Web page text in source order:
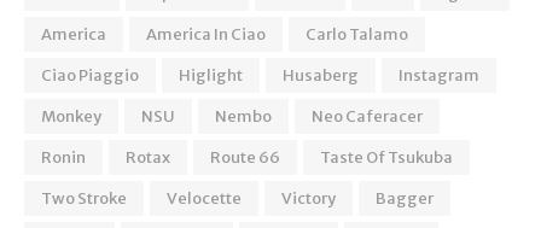
America
America In Ciao
Carlo Talamo
Ciao Piaggio
Higlight Husaberg
Instagram
Monkey
NSU Nembo
Neo Caferacer
Ronin
Rotax Route 66
Taste Of Tsukuba
Two Stroke
Velocette Victory
Bagger